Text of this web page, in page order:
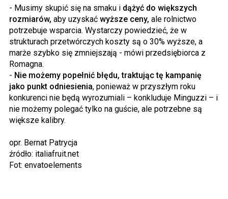
- Musimy skupić się na smaku i dążyć do większych
rozmiarów, aby uzyskać wyższe ceny, ale rolnictwo
potrzebuje wsparcia. Wystarczy powiedzieć, że w
strukturach przetwórczych koszty są o 30% wyższe, a
marże szybko się zmniejszają - mówi przedsiębiorca z
Romagna.
- Nie możemy popełnić błędu, traktując tę kampanię
jako punkt odniesienia, ponieważ w przyszłym roku
konkurenci nie będą wyrozumiali – konkluduje Minguzzi – i
nie możemy polegać tylko na guście, ale potrzebne są
większe kalibry.
opr. Bernat Patrycja
źródło: italiafruit.net
Fot: envatoelements